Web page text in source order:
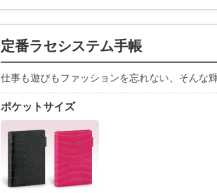
定番ラセシステム手帳
仕事も遊びもファッションを忘れない、そんな
ポケットサイズ